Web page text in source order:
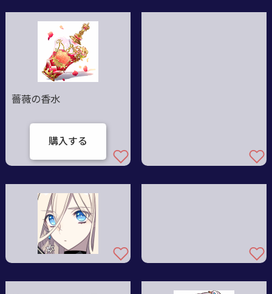
薔薇の香水
購入する